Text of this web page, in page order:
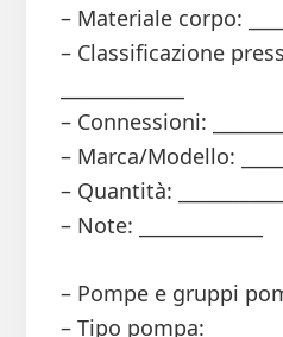
– Materiale corpo:
– Classificazione
– Connessioni:
– Marca/Modello:
– Quantità:
– Note: _____________
– Pompe e gruppi
– Tipo pompa: